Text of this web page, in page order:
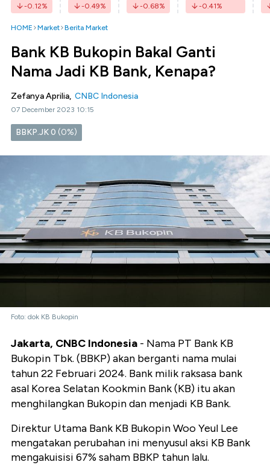
-0.12% -0.49% -0.68% -0.41%
HOME Market Berita Market
Bank KB Bukopin Bakal Ganti
Nama Jadi KB Bank, Kenapa?
Zefanya Aprilia, CNBC Indonesia
07 December 2023 10:15
BBKP.JK0 (0%)
Foto: dok KB Bukopin
Jakarta, CNBC Indonesia - Nama PT Bank KB
Bukopin Tbk. (BBKP) akan berganti nama mulai
tahun 22 Februari 2024. Bank milik raksasa bank
asal Korea Selatan Kookmin Bank (KB) itu akan
menghilangkan Bukopin dan menjadi KB Bank.
Direktur Utama Bank KB Bukopin Woo Yeul Lee
mengatakan perubahan ini menyusul aksi KB Bank
mengakuisisi 67% saham BBKP tahun lalu.